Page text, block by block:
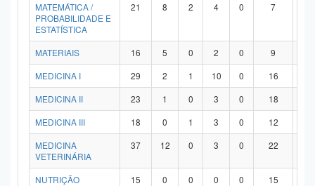
MATEMÁTICA /
PROBABILIDADE E
ESTATÍSTICA
21 8 2 4 0 7
MATERIAIS 16 5 0 2 0 9
MEDICINA I
29 2 1 10 0 16
MEDICINA II
23 1 0 3 0 18
MEDICINA III
18 0 1 3 0 12
MEDICINA
VETERINÁRIA
37 12 0 3 0 22
NUTRIÇÃO 15 0 0 0 0 15